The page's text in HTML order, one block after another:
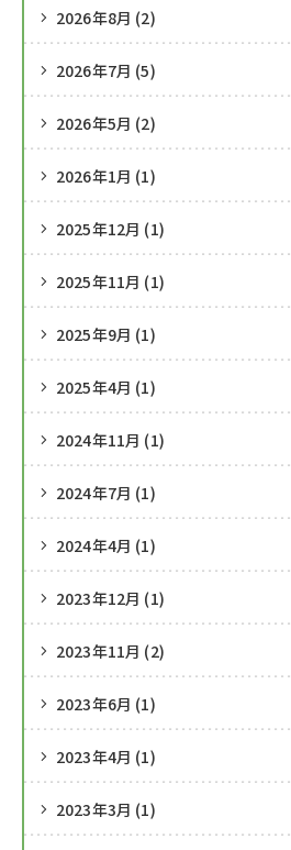
2026年8月 (2)
2026年7月 (5)
2026年5月 (2)
2026年1月 (1)
2025年12月 (1)
2025年11月 (1)
2025年9月 (1)
2025年4月 (1)
2024年11月 (1)
2024年7月 (1)
2024年4月 (1)
2023年12月 (1)
2023年11月 (2)
2023年6月 (1)
2023年4月 (1)
2023年3月 (1)